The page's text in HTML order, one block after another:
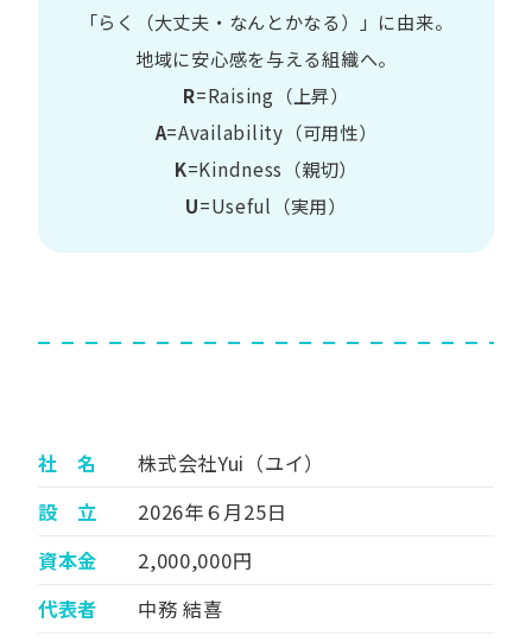
​「らく​（大丈夫・なんとかなる）」に​由来。
地域に​安心感を​与える​組織へ。
R=Raising（上昇）
A=Availability​（可用性）
K=Kindness​（親切）
U=Useful​（実用）​
社 名
株式会社Yui（ユイ）
設 立
2026年６月25日
資本金
2,000,000円
代表者
中務 結喜